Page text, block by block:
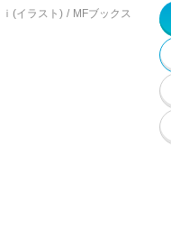
ｉ(イラスト) / MFブックス